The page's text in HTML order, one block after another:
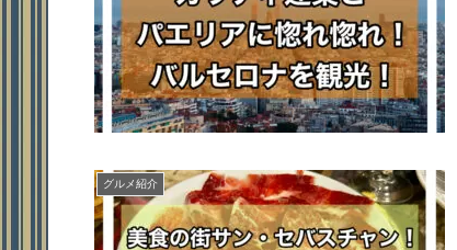
グルメ紹介